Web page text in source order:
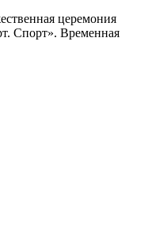
церемония
Спорт». Временная